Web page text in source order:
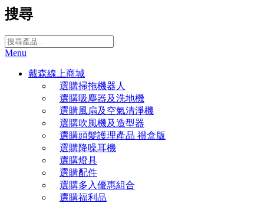
搜尋
Menu
戴森線上商城
選購掃拖機器人
選購吸塵器及洗地機
選購風扇及空氣清淨機
選購吹風機及造型器
選購頭髮護理產品 禮盒版
選購降噪耳機
選購燈具
選購配件
選購多入優惠組合
選購福利品